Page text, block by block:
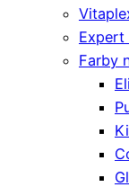
Expert
Farby